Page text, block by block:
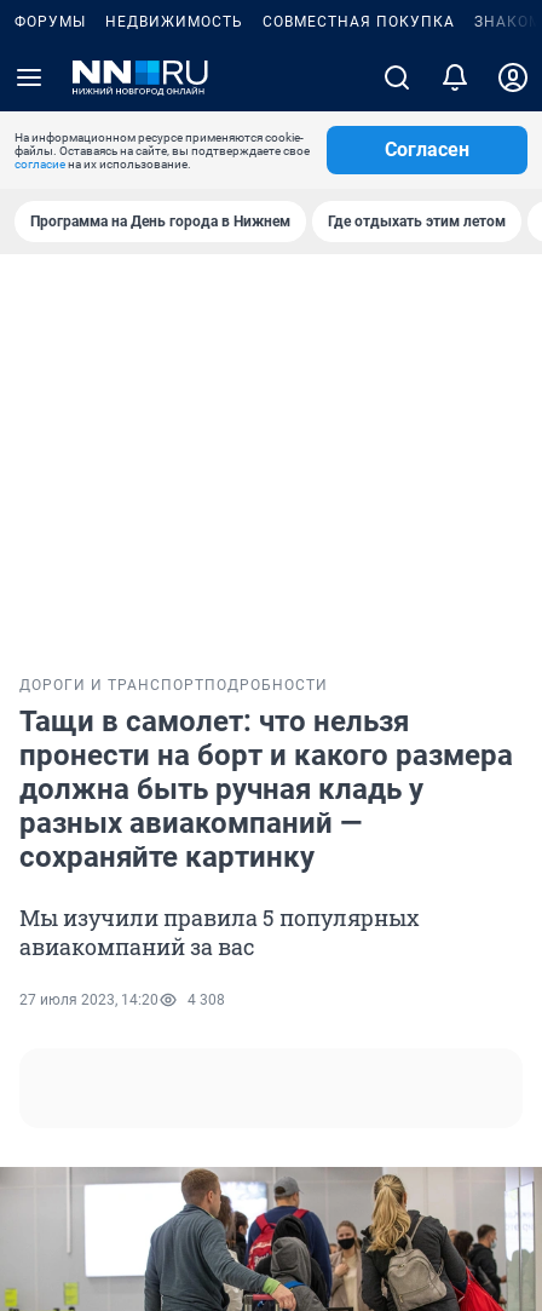
ФОРУМЫ НЕДВИЖИМОСТЬ СОВМЕСТНАЯ ПОКУПКА
На информационном ресурсе применяются cookie-
файлы. Оставаясь на сайте, вы подтверждаете свое
согласиена их использование.
Согласен
Программа на День города в Нижнем Где отдыхать этим летом
ДОРОГИ И ТРАНСПОРТ ПОДРОБНОСТИ
Тащи в самолет: что нельзя
пронести на борт и какого размера
должна быть ручная кладь у
разных авиакомпаний —
сохраняйте картинку
Мы изучили правила 5 популярных
авиакомпаний за вас
27 июля 2023, 14:20 4 308